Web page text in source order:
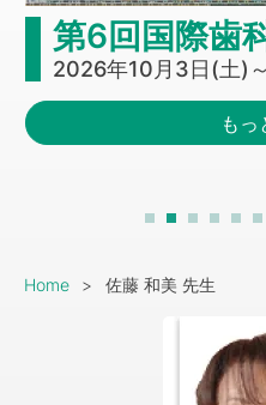
第6回国際歯
2026年10月3日(土)
もっ
Breadcrumb
Home 佐藤 和美 先生